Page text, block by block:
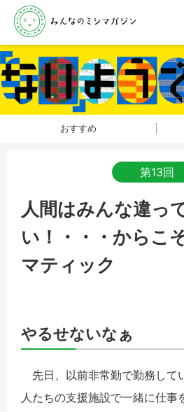
おすすめ
第13回
人間はみんな違っ
い！・・・からこ
マティック
やるせないなぁ
先日、以前非常勤で勤務して
人たちの支援施設で一緒に仕事